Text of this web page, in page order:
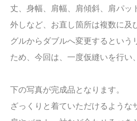
丈、身幅、肩幅、肩傾斜、肩パッ
外しなど、お直し箇所は複数に及
グルからダブルへ変更するという
ため、今回は、一度仮縫いを行い
下の写真が完成品となります。
ざっくりと着ていただけるような